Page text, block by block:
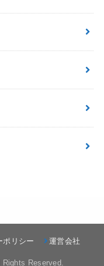
ポリシー 運営会社
Rights Reserved.